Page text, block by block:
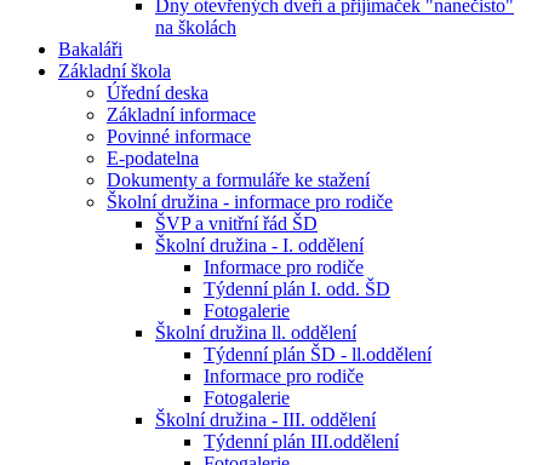
Dny otevřených dveří a přijímaček "nanečisto"
na školách
Bakaláři
Základní škola
Úřední deska
Základní informace
Povinné informace
E-podatelna
Dokumenty a formuláře ke stažení
Školní družina - informace pro rodiče
ŠVP a vnitřní řád ŠD
Školní družina - I. oddělení
Informace pro rodiče
Týdenní plán I. odd. ŠD
Fotogalerie
Školní družina ll. oddělení
Týdenní plán ŠD - ll.oddělení
Informace pro rodiče
Fotogalerie
Školní družina - III. oddělení
Týdenní plán III.oddělení